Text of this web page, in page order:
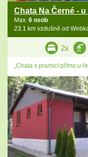
Chata Na Černé -
Max. 6 osob
23.1 km vzdušně od
2x
„Chata s pramicí přímo u